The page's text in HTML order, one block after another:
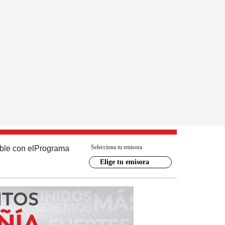
con el Programa Selecciona tu emisora
Elige tu emisora